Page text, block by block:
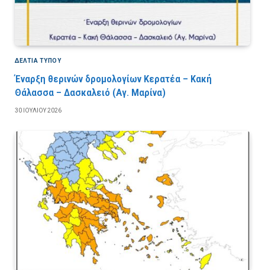
ΔΕΛΤΙΑ ΤΥΠΟΥ
Έναρξη θερινών δρομολογίων Κερατέα – Κακή
Θάλασσα – Δασκαλειό (Αγ. Μαρίνα)
30 ΙΟΥΛΊΟΥ 2026